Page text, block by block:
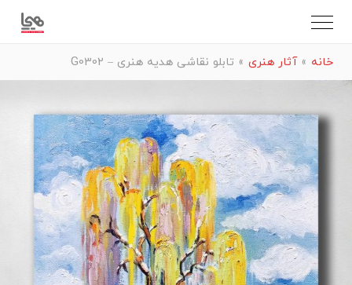
خانه »آثار هنری » تابلو نقاشی هدیه هنری – G0302